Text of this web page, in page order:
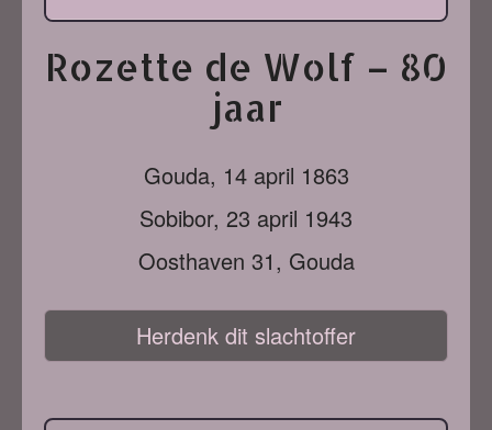
Rozette de Wolf – 80
jaar
Gouda, 14 april 1863
Sobibor, 23 april 1943
Oosthaven 31, Gouda
Herdenk dit slachtoffer